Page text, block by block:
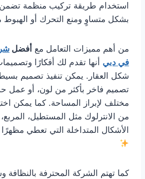
استخدام طريقة تركيب منظمة تضمن
بشكل متساوٍ ومنع التحرك أو الهبوط
من أهم مميزات التعامل مع أفضل
في دبي أنها تقدم لك أفكارًا
شكل العقار. يمكن تنفيذ تصميم
تصميم فاخر بأكثر من لون، أو عمل
مختلف لإبراز المساحة. كما يمكن
من الانترلوك مثل المستطيل،
الأشكال المتداخلة التي تعطي
كما تهتم الشركة المحترفة بالنظافة